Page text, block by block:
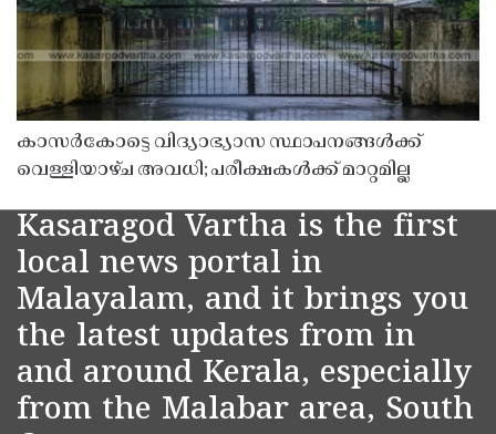
കാസർകോട്ടെ വിദ്യാഭ്യാസ സ്ഥാപനങ്ങൾക്ക്
വെള്ളിയാഴ്ച അവധി; പരീക്ഷകൾക്ക് മാറ്റമില്ല
Kasaragod Vartha is the first
local news portal in
Malayalam, and it brings you
the latest updates from in
and around Kerala, especially
from the Malabar area, South